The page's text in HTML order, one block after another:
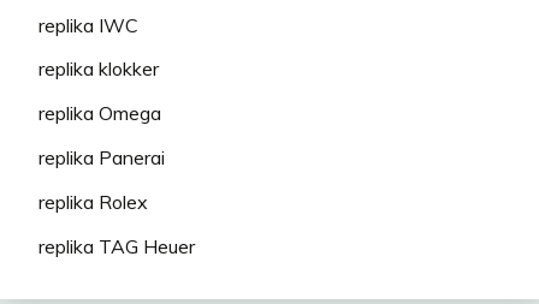
replika IWC
replika klokker
replika Omega
replika Panerai
replika Rolex
replika TAG Heuer